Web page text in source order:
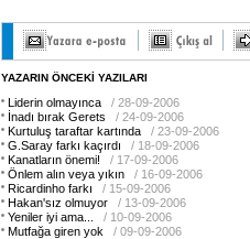
YAZARIN ÖNCEKİ YAZILARI
Liderin olmayınca
/ 28-09-2006
İnadı bırak Gerets
/ 24-09-2006
Kurtuluş taraftar kartında
/ 23-09-2006
G.Saray farkı kaçırdı
/ 18-09-2006
Kanatların önemi!
/ 17-09-2006
Önlem alın veya yıkın
/ 16-09-2006
Ricardinho farkı
/ 15-09-2006
Hakan'sız olmuyor
/ 13-09-2006
Yeniler iyi ama...
/ 10-09-2006
Mutfağa giren yok
/ 09-09-2006